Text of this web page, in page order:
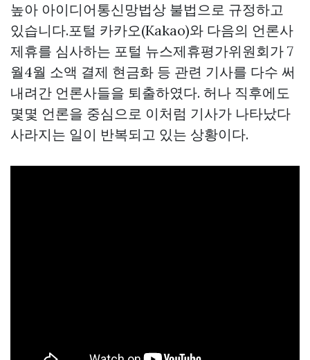
높아 아이디어통신망법상 불법으로 규정하고
있습니다.포털 카카오(Kakao)와 다음의 언론사
제휴를 심사하는 포털 뉴스제휴평가위원회가 7
월4월 소액 결제 현금화 등 관련 기사를 다수 써
내려간 언론사들을 퇴출하였다. 허나 직후에도
몇몇 언론을 중심으로 이처럼 기사가 나타났다
사라지는 일이 반복되고 있는 상황이다.